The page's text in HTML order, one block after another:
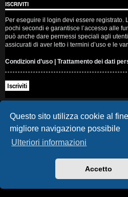
Questo sito utilizza cookie al
migliore navigazione possibile
Ulteriori informazioni
Accetto
e
n
z
a
r
i
s
p
o
t
ISCRIVITI
Per eseguire il login devi essere registrato.
pochi secondi e garantisce l’accesso alle
può anche dare permessi speciali agli
assicurati di aver letto i termini d’uso e le
Condizioni d’uso | Trattamento dei dati
Iscriviti
Casa DAG Cancella